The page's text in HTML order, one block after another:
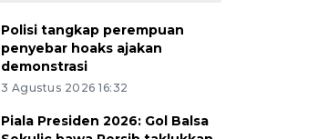
Polisi tangkap perempuan
penyebar hoaks ajakan
demonstrasi
3 Agustus 2026 16:32
Piala Presiden 2026: Gol Balsa